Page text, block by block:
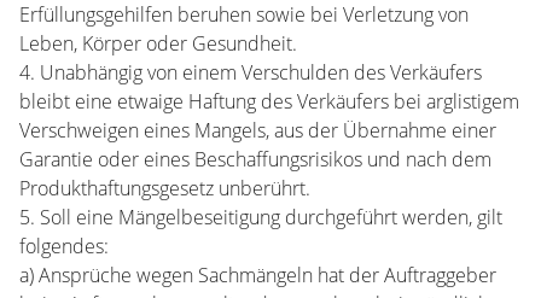
Erfüllungsgehilfen beruhen sowie bei Verletzung von
Leben, Körper oder Gesundheit.
4. Unabhängig von einem Verschulden des Verkäufers
bleibt eine etwaige Haftung des Verkäufers bei arglistigem
Verschweigen eines Mangels, aus der Übernahme einer
Garantie oder eines Beschaffungsrisikos und nach dem
Produkthaftungsgesetz unberührt.
5. Soll eine Mängelbeseitigung durchgeführt werden, gilt
folgendes:
a) Ansprüche wegen Sachmängeln hat der Auftraggeber